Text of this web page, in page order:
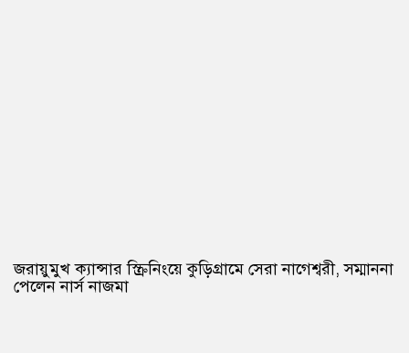
জরায়ুমুখ ক্যান্সার স্ক্রিনিংয়ে কুড়িগ্রামে সেরা নাগেশ্বরী, সম্মাননা
পেলেন নার্স নাজমা